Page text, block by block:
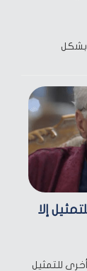
بشكل
إلا
للتمثيل